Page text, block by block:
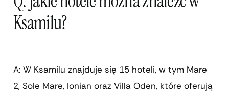
Ksamilu?
A: W Ksamilu znajduje się 15 hoteli, w tym Mare
2, Sole Mare, Ionian oraz Villa Oden, które oferują